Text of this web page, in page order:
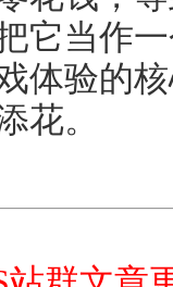
它当作
体验的
花。